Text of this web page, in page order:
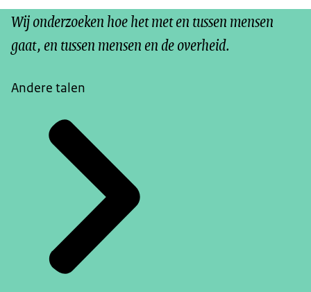
Wij onderzoeken hoe het met en tussen mensen
gaat, en tussen mensen en de overheid.
Andere talen